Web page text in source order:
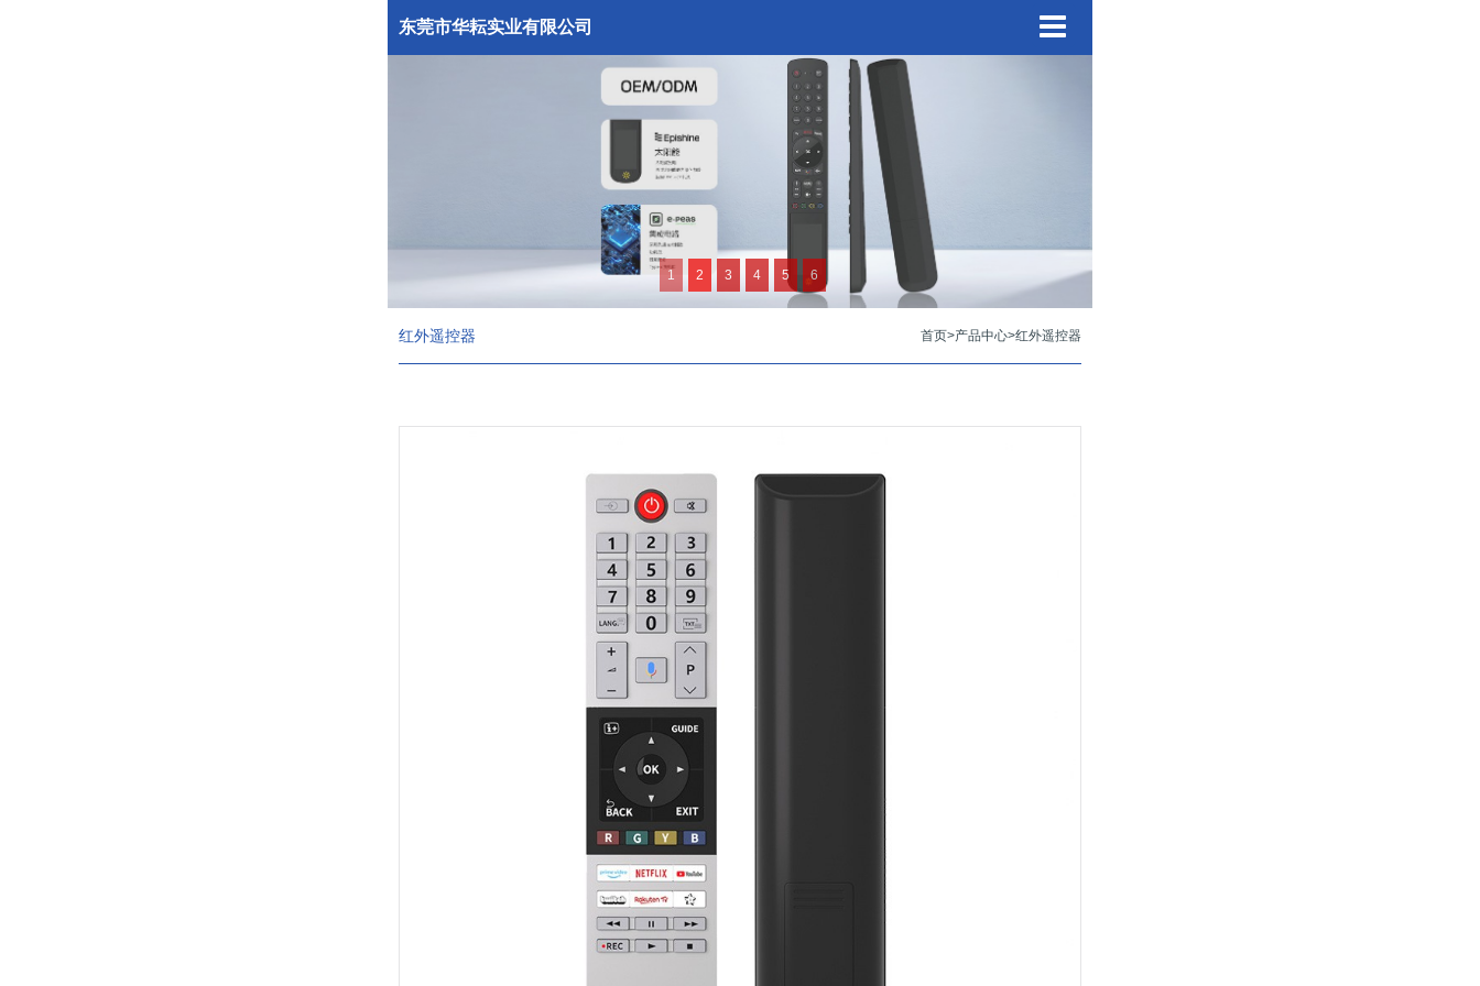
东莞市华耘实业有限公司
1 2 3 4 5 6
红外遥控器 首页>产品中心>红外遥控器